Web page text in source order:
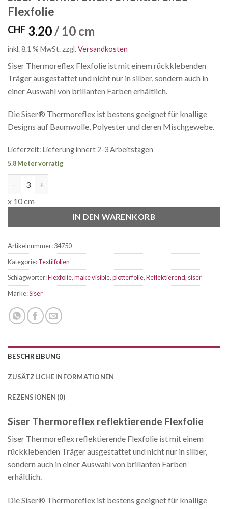
Flexfolie
CHF 3.20 / 10 cm
inkl. 8.1 % MwSt. zzgl.Versandkosten
Siser Thermoreflex Flexfolie ist mit einem rückklebenden
Träger ausgestattet und nicht nur in silber, sondern auch in
einer Auswahl von brillanten Farben erhältlich.
Die Siser® Thermoreflex ist bestens geeignet für knallige
Designs auf Baumwolle, Polyester und deren Mischgewebe.
Lieferzeit: Lieferung innert 2-3 Arbeitstagen
5.8 Meter vorrätig
x 10 cm
IN DEN WARENKORB
Artikelnummer:34750
Kategorie:Textilfolien
Schlagwörter:Flexfolie,make visible,plotterfolie,Reflektierend, siser
Marke:Siser
BESCHREIBUNG
ZUSÄTZLICHE INFORMATIONEN
REZENSIONEN (0)
Siser Thermoreflex reflektierende Flexfolie
Siser Thermoreflex reflektierende Flexfolie ist mit einem
rückklebenden Träger ausgestattet und nicht nur in silber,
sondern auch in einer Auswahl von brillanten Farben
erhältlich.
Die Siser® Thermoreflex ist bestens geeignet für knallige